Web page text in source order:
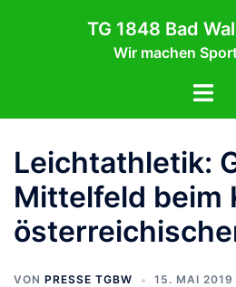
TG 1848 Bad
Wir machen
Menü
Leichtathletik:
Mittelfeld beim
VON PRESSE TGBW 15. MAI 2019